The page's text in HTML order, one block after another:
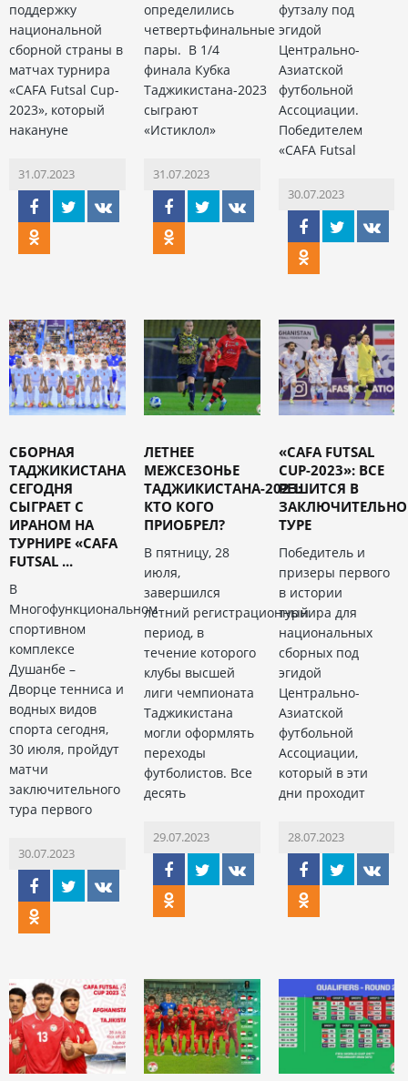
поддержку
национальной
сборной страны в
матчах турнира
«CAFA Futsal Cup-
2023», который
накануне
31.07.2023
определились
четвертьфинальные
пары. В 1/4
финала Кубка
Таджикистана-2023
сыграют
«Истиклол»
31.07.2023
футзалу под
эгидой
Центрально-
Азиатской
футбольной
Ассоциации.
Победителем
«CAFA Futsal
30.07.2023
СБОРНАЯ
ТАДЖИКИСТАНА
СЕГОДНЯ
СЫГРАЕТ С
ИРАНОМ НА
ТУРНИРЕ «CAFA
FUTSAL ...
В
Многофункциональном
спортивном
комплексе
Душанбе –
Дворце тенниса и
водных видов
спорта сегодня,
30 июля, пройдут
матчи
заключительного
тура первого
30.07.2023
ЛЕТНЕЕ
МЕЖСЕЗОНЬЕ
ТАДЖИКИСТАНА-2023:
КТО КОГО
ПРИОБРЕЛ?
В пятницу, 28
июля,
завершился
летний регистрационный
период, в
течение которого
клубы высшей
лиги чемпионата
Таджикистана
могли оформлять
переходы
футболистов. Все
десять
29.07.2023
«CAFA FUTSAL
CUP-2023»: ВСЕ
РЕШИТСЯ В
ТУРЕ
Победитель и
призеры первого
в истории
турнира для
национальных
сборных под
эгидой
Центрально-
Азиатской
футбольной
Ассоциации,
который в эти
дни проходит
28.07.2023